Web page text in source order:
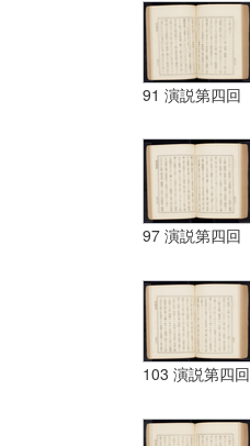
91 演説第四回
97 演説第四回
103 演説第四回